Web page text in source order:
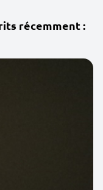
récemment :